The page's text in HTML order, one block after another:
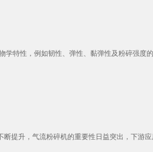
特性，例如韧性、弹性、黏弹性及粉碎强度
提升，气流粉碎机的重要性日益突出，下游